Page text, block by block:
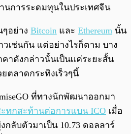
นการระดมทุนในประเทศจีน
อย่าง Bitcoin และ Ethereum นั้น
เช่นกัน แต่อย่างไรก็ตาม บาง
คาดังกล่าวนั้นเป็นแค่ระยะสั้น
ตลาดกระทิงเร็วๆนี้
ที่ทางนักพัฒนาออกมา
ทกสะท้านต่อการแบน ICO เมื่อ
กลับตัวมาเป็น 10.73 ดอลลาร์